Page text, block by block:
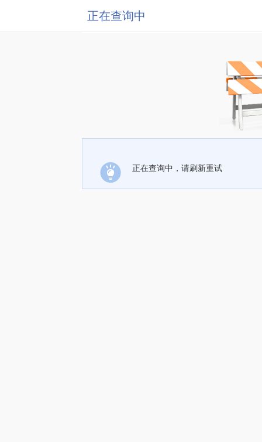
正在查询中
正在查询中，请刷新重试